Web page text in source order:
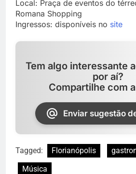
Local: Praça de eventos do
Romana Shopping
Ingressos: disponíveis no site
Tem algo interessante
por aí?
Compartilhe com
Enviar sugestão
Tagged: Florianópolis
Música